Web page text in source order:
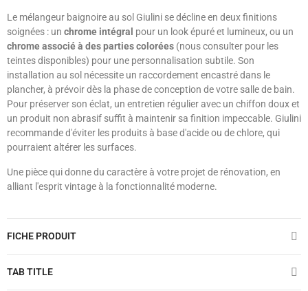
Le mélangeur baignoire au sol Giulini se décline en deux finitions
soignées : un chrome intégral pour un look épuré et lumineux, ou un
chrome associé à des parties colorées (nous consulter pour les
teintes disponibles) pour une personnalisation subtile. Son
installation au sol nécessite un raccordement encastré dans le
plancher, à prévoir dès la phase de conception de votre salle de bain.
Pour préserver son éclat, un entretien régulier avec un chiffon doux et
un produit non abrasif suffit à maintenir sa finition impeccable. Giulini
recommande d'éviter les produits à base d'acide ou de chlore, qui
pourraient altérer les surfaces.
Une pièce qui donne du caractère à votre projet de rénovation, en
alliant l'esprit vintage à la fonctionnalité moderne.
FICHE PRODUIT
TAB TITLE